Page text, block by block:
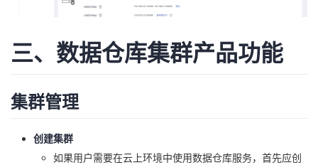
三、数据仓库集群产品功能
集群管理
创建集群
如果用户需要在云上环境中使用数据仓库服务，首先应创